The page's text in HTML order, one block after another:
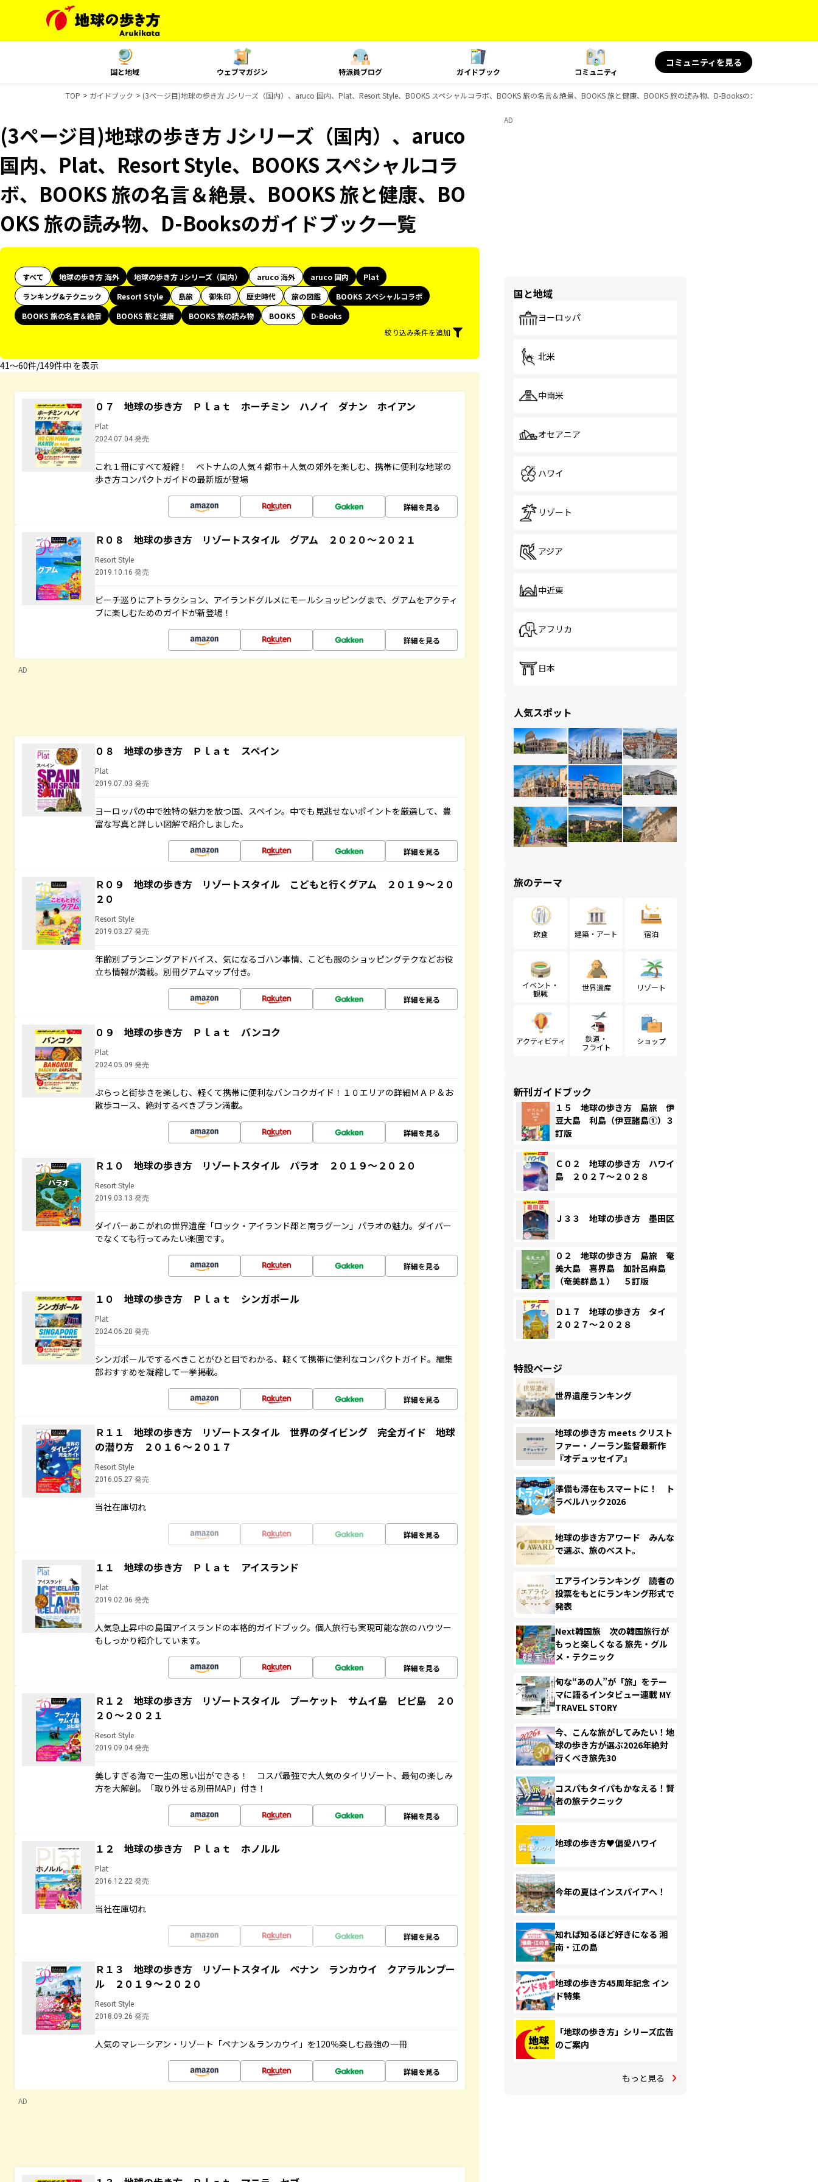
国と地域 ウェブマガジン 特派員ブログ ガイドブック コミュニティ
コミュニティを見る
TOP ガイドブック (3ページ目)地球の歩き方 Jシリーズ（国内）、aruco 国内、Plat、Resort Style、BOOKS スペシャルコラボ、BOOKS 旅の名言＆絶景、BOOKS 旅と健康、BOOKS 旅の読み物、D-Booksのガイドブック一覧
(3ページ目)地球の歩き方 Jシリーズ（国内）、aruco
国内、Plat、Resort Style、BOOKS スペシャルコラ
ボ、BOOKS 旅の名言＆絶景、BOOKS 旅と健康、BO
OKS 旅の読み物、D-Booksのガイドブック一覧
すべて 地球の歩き方 海外 地球の歩き方 Jシリーズ（国内） aruco 海外 aruco 国内
Plat
ランキング&テクニック
Resort Style 島旅 御朱印 歴史時代 旅の図鑑
BOOKS スペシャルコラボ
BOOKS 旅の名言＆絶景
BOOKS 旅と健康 BOOKS 旅の読み物 BOOKS
D-Books
絞り込み条件を追加
41〜60件/149件中 を表示
０７ 地球の歩き方 Ｐｌａｔ ホーチミン ハノイ ダナン ホイアン
Plat
2024.07.04 発売
これ１冊にすべて凝縮！ ベトナムの人気４都市＋人気の郊外を楽しむ、携帯に便利な地球の
歩き方コンパクトガイドの最新版が登場
詳細を見る
Ｒ０８ 地球の歩き方 リゾートスタイル グアム ２０２０～２０２１
Resort Style
2019.10.16 発売
ビーチ巡りにアトラクション、アイランドグルメにモールショッピングまで、グアムをアクティ
ブに楽しむためのガイドが新登場！
詳細を見る
AD
０８ 地球の歩き方 Ｐｌａｔ スペイン
Plat
2019.07.03 発売
ヨーロッパの中で独特の魅力を放つ国、スペイン。中でも見逃せないポイントを厳選して、豊
富な写真と詳しい図解で紹介しました。
詳細を見る
Ｒ０９ 地球の歩き方 リゾートスタイル こどもと行くグアム ２０１９～２０
２０
Resort Style
2019.03.27 発売
年齢別プランニングアドバイス、気になるゴハン事情、こども服のショッピングテクなどお役
立ち情報が満載。別冊グアムマップ付き。
詳細を見る
０９ 地球の歩き方 Ｐｌａｔ バンコク
Plat
2024.05.09 発売
ぷらっと街歩きを楽しむ、軽くて携帯に便利なバンコクガイド！１０エリアの詳細ＭＡＰ＆お
散歩コース、絶対するべきプラン満載。
詳細を見る
Ｒ１０ 地球の歩き方 リゾートスタイル パラオ ２０１９～２０２０
Resort Style
2019.03.13 発売
ダイバーあこがれの世界遺産「ロック・アイランド郡と南ラグーン」パラオの魅力。ダイバー
でなくても行ってみたい楽園です。
詳細を見る
１０ 地球の歩き方 Ｐｌａｔ シンガポール
Plat
2024.06.20 発売
シンガポールでするべきことがひと目でわかる、軽くて携帯に便利なコンパクトガイド。編集
部おすすめを凝縮して一挙掲載。
詳細を見る
Ｒ１１ 地球の歩き方 リゾートスタイル 世界のダイビング 完全ガイド 地球
の潜り方 ２０１６～２０１７
Resort Style
2016.05.27 発売
当社在庫切れ
詳細を見る
１１ 地球の歩き方 Ｐｌａｔ アイスランド
Plat
2019.02.06 発売
人気急上昇中の島国アイスランドの本格的ガイドブック。個人旅行も実現可能な旅のハウツー
もしっかり紹介しています。
詳細を見る
Ｒ１２ 地球の歩き方 リゾートスタイル プーケット サムイ島 ピピ島 ２０
２０～２０２１
Resort Style
2019.09.04 発売
美しすぎる海で一生の思い出ができる！ コスパ最強で大人気のタイリゾート、最旬の楽しみ
方を大解剖。「取り外せる別冊MAP」付き！
詳細を見る
１２ 地球の歩き方 Ｐｌａｔ ホノルル
Plat
2016.12.22 発売
当社在庫切れ
詳細を見る
Ｒ１３ 地球の歩き方 リゾートスタイル ペナン ランカウイ クアラルンプー
ル ２０１９～２０２０
Resort Style
2018.09.26 発売
人気のマレーシアン・リゾート「ペナン＆ランカウイ」を120％楽しむ最強の一冊
詳細を見る
AD
AD
国と地域
ヨーロッパ
北米
中南米
オセアニア
ハワイ
リゾート
アジア
中近東
アフリカ
日本
人気スポット
旅のテーマ
飲食 建築・アート 宿泊
イベント・
観戦
世界遺産 リゾート
アクティビティ
鉄道・
フライト
ショップ
新刊ガイドブック
１５ 地球の歩き方 島旅 伊
豆大島 利島（伊豆諸島①）３
訂版
Ｃ０２ 地球の歩き方 ハワイ
島 ２０２７～２０２８
Ｊ３３ 地球の歩き方 墨田区
０２ 地球の歩き方 島旅 奄
美大島 喜界島 加計呂麻島
（奄美群島１） ５訂版
Ｄ１７ 地球の歩き方 タイ
２０２７～２０２８
特設ページ
世界遺産ランキング
地球の歩き方 meets クリスト
ファー・ノーラン監督最新作
『オデュッセイア』
準備も滞在もスマートに！ ト
ラベルハック2026
地球の歩き方アワード みんな
で選ぶ、旅のベスト。
エアラインランキング 読者の
投票をもとにランキング形式で
発表
Next韓国旅 次の韓国旅行が
もっと楽しくなる 旅先・グル
メ・テクニック
旬な“あの人”が「旅」をテー
マに語るインタビュー連載 MY
TRAVEL STORY
今、こんな旅がしてみたい！地
球の歩き方が選ぶ2026年絶対
行くべき旅先30
コスパもタイパもかなえる！賢
者の旅テクニック
地球の歩き方♥偏愛ハワイ
今年の夏はインスパイアへ！
知れば知るほど好きになる 湘
南・江の島
地球の歩き方45周年記念 イン
ド特集
「地球の歩き方」シリーズ広告
のご案内
もっと見る